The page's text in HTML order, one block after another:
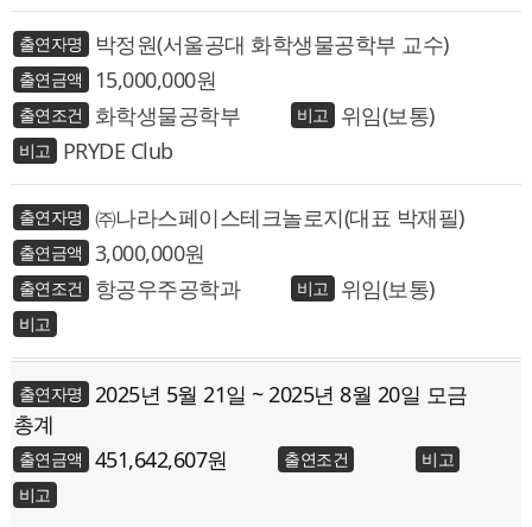
박정원(서울공대 화학생물공학부 교수)
15,000,000
화학생물공학부
위임(보통)
PRYDE Club
㈜나라스페이스테크놀로지(대표 박재필)
3,000,000
항공우주공학과
위임(보통)
2025년 5월 21일 ~ 2025년 8월 20일 모금
총계
451,642,607